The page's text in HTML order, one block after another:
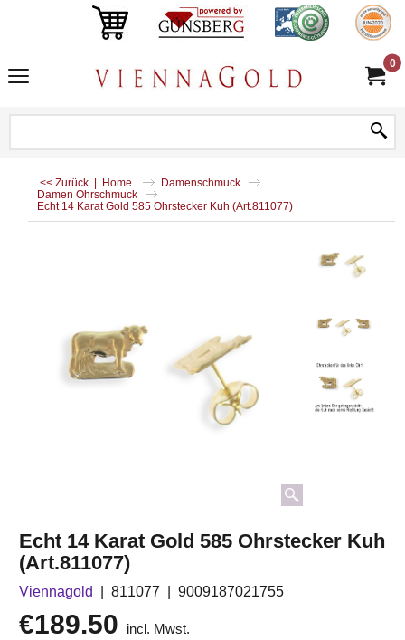
0
<< Zurück | Home
Damenschmuck
Damen Ohrschmuck
Echt 14 Karat Gold 585 Ohrstecker Kuh (Art.811077)
Echt 14 Karat Gold 585 Ohrstecker Kuh
(Art.811077)
Viennagold 811077 9009187021755
€189.50
incl. Mwst.